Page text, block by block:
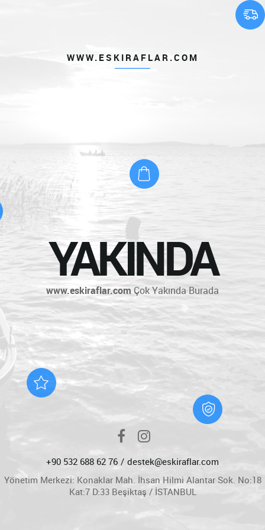
WWW.ESKIRAFLAR.COM
YAKINDA
www.eskiraflar.comÇok Yakında Burada
+90 532 688 62 76
destek@eskiraflar.com
Yönetim Merkezi: Konaklar Mah. İhsan Hilmi Alantar Sok. No:18
Kat:7 D:33 Beşiktaş / İSTANBUL